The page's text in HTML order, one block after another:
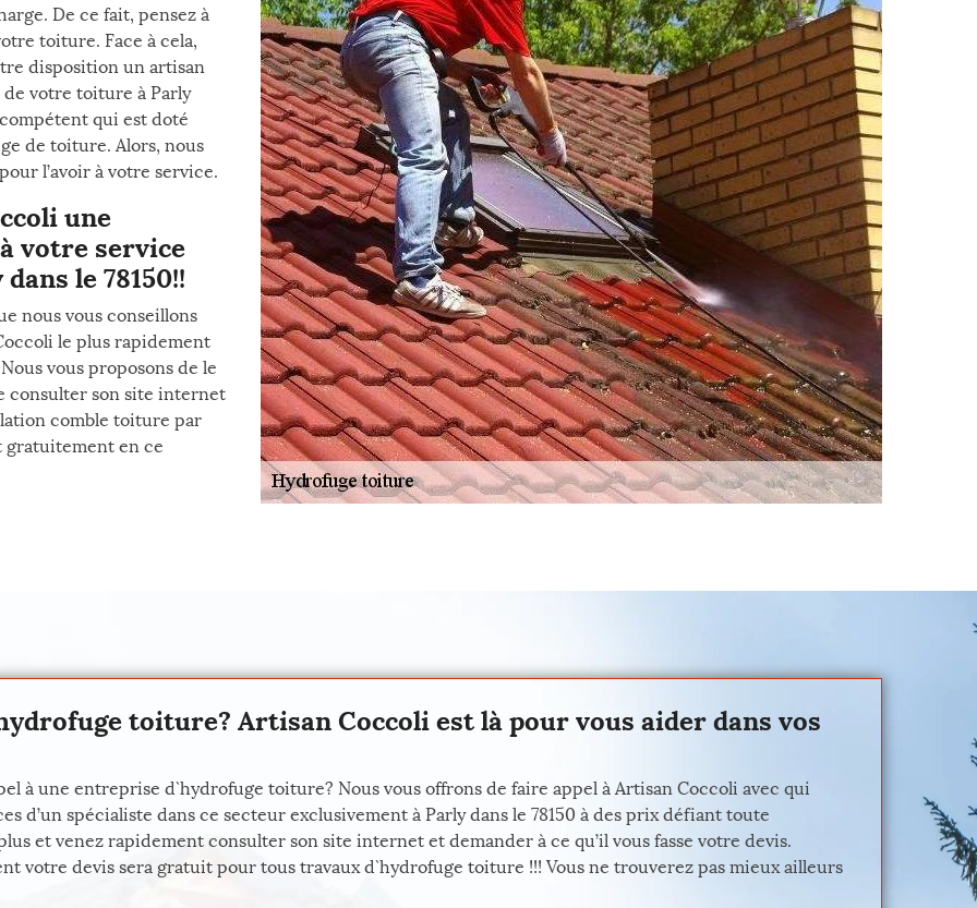
De ce fait, pensez à
toiture. Face à cela,
disposition un artisan
votre toiture à Parly
qui est doté
de toiture. Alors, nous
l’avoir à votre service.
une
votre service
le 78150!!
nous vous conseillons
le plus rapidement
vous proposons de le
consulter son site internet
comble toiture par
gratuitement en ce
toiture? Artisan Coccoli est là pour vous aider dans vos
à une entreprise d`hydrofuge toiture? Nous vous offrons de faire appel à Artisan Coccoli avec qui
d’un spécialiste dans ce secteur exclusivement à Parly dans le 78150 à des prix défiant toute
et venez rapidement consulter son site internet et demander à ce qu’il vous fasse votre devis.
votre devis sera gratuit pour tous travaux d`hydrofuge toiture !!! Vous ne trouverez pas mieux ailleurs